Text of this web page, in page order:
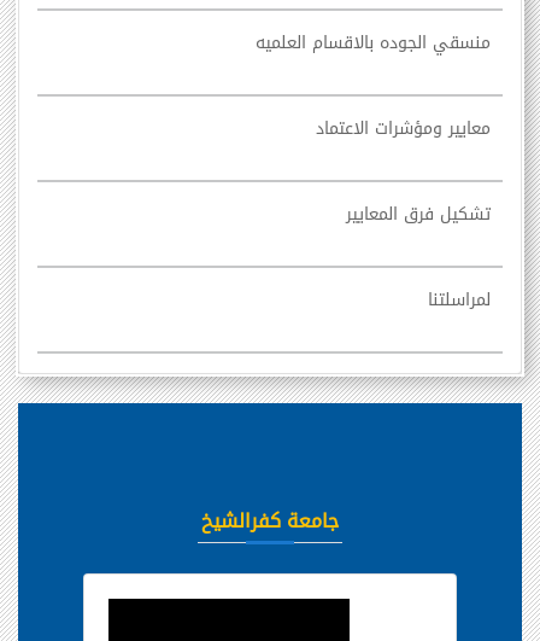
منسقي الجوده بالاقسام العلميه
معايير ومؤشرات الاعتماد
تشكيل فرق المعايير
لمراسلتنا
جامعة كفرالشيخ